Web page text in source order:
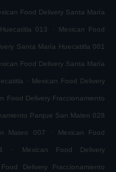
Food Delivery Santa María
013 . Mexican Food
Santa María Huecatitla 001
Food Delivery Santa María
. Mexican Food Delivery
Food Delivery Fraccionamiento
Parque San Mateo 028
Mateo 007 . Mexican Food
. Mexican Food Delivery
Delivery Fraccionamiento